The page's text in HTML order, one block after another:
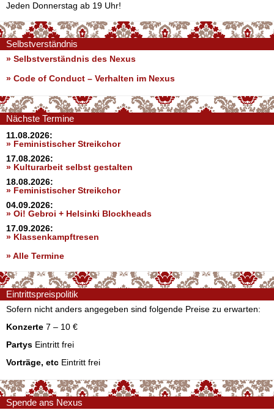
Jeden Donnerstag ab 19 Uhr!
Selbstverständnis
» Selbstverständnis des Nexus
» Code of Conduct – Verhalten im Nexus
Nächste Termine
11.08.2026:
» Feministischer Streikchor
17.08.2026:
» Kulturarbeit selbst gestalten
18.08.2026:
» Feministischer Streikchor
04.09.2026:
» Oi! Gebroi + Helsinki Blockheads
17.09.2026:
» Klassenkampftresen
» Alle Termine
Eintrittspreispolitik
Sofern nicht anders angegeben sind folgende Preise zu erwarten:
Konzerte 7 – 10 €
Partys Eintritt frei
Vorträge, etc Eintritt frei
Spende ans Nexus